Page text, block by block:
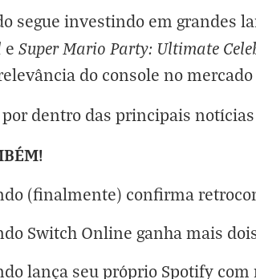
segue investindo em grandes
e Super Mario Party: Ultimate
do console no
dentro das principais
(finalmente) confirma
Switch Online ganha mais
lança seu próprio Spotify